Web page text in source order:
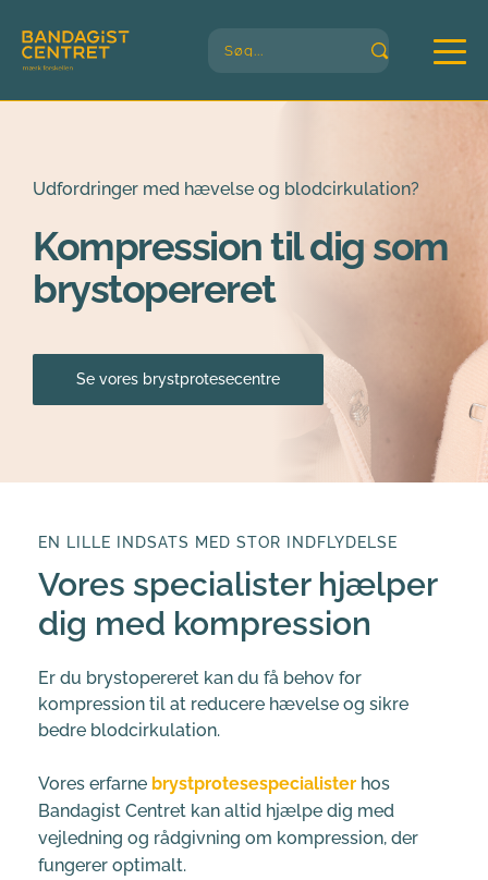
Søg...
Udfordringer med hævelse og blodcirkulation?
Kompression til dig som
brystopereret
Se vores brystprotesecentre
EN LILLE INDSATS MED STOR INDFLYDELSE
Vores specialister hjælper
dig med kompression
Er du brystopereret kan du få behov for
kompression til at reducere hævelse og sikre
bedre blodcirkulation.
Vores erfarne brystprotesespecialister hos
Bandagist Centret kan altid hjælpe dig med
vejledning og rådgivning om kompression, der
fungerer optimalt.